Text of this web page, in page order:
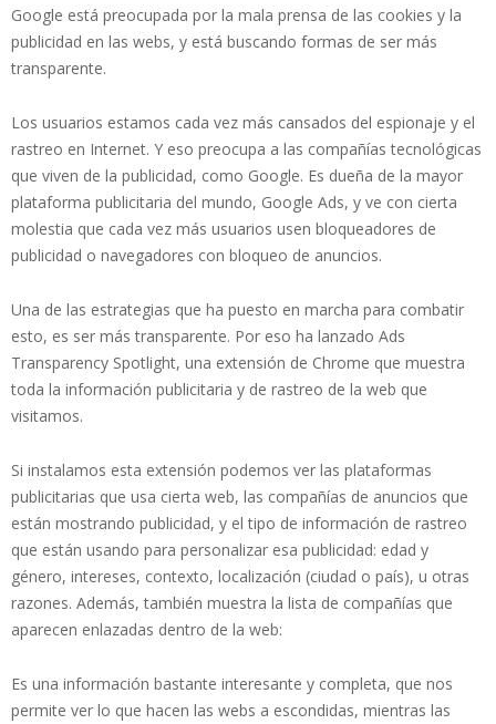
Google está preocupada por la mala prensa de las cookies y la
publicidad en las webs, y está buscando formas de ser más
transparente.
Los usuarios estamos cada vez más cansados del espionaje y el
rastreo en Internet. Y eso preocupa a las compañías tecnológicas
que viven de la publicidad, como Google. Es dueña de la mayor
plataforma publicitaria del mundo, Google Ads, y ve con cierta
molestia que cada vez más usuarios usen bloqueadores de
publicidad o navegadores con bloqueo de anuncios.
Una de las estrategias que ha puesto en marcha para combatir
esto, es ser más transparente. Por eso ha lanzado Ads
Transparency Spotlight, una extensión de Chrome que muestra
toda la información publicitaria y de rastreo de la web que
visitamos.
Si instalamos esta extensión podemos ver las plataformas
publicitarias que usa cierta web, las compañías de anuncios que
están mostrando publicidad, y el tipo de información de rastreo
que están usando para personalizar esa publicidad: edad y
género, intereses, contexto, localización (ciudad o país), u otras
razones. Además, también muestra la lista de compañías que
aparecen enlazadas dentro de la web:
Es una información bastante interesante y completa, que nos
permite ver lo que hacen las webs a escondidas, mientras las